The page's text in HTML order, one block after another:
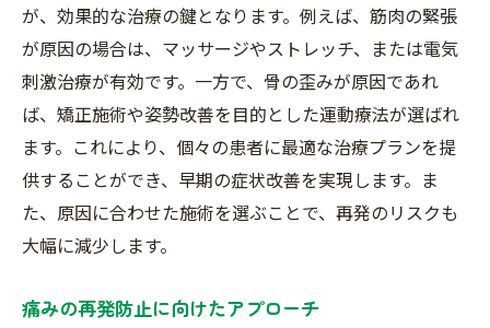
が、効果的な治療の鍵となります。例えば、筋肉の緊張
が原因の場合は、マッサージやストレッチ、または電気
刺激治療が有効です。一方で、骨の歪みが原因であれ
ば、矯正施術や姿勢改善を目的とした運動療法が選ばれ
ます。これにより、個々の患者に最適な治療プランを提
供することができ、早期の症状改善を実現します。ま
た、原因に合わせた施術を選ぶことで、再発のリスクも
大幅に減少します。
痛みの再発防止に向けたアプローチ